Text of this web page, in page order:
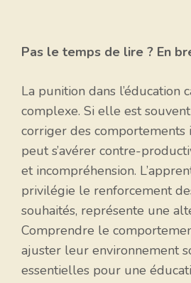
Pas le temps de lire ? En
La punition dans l’éducation
complexe. Si elle est
corriger des comportements
peut s’avérer contre-
et incompréhension.
privilégie le renforcement
souhaités, représente une
Comprendre le
ajuster leur environnement
essentielles pour une